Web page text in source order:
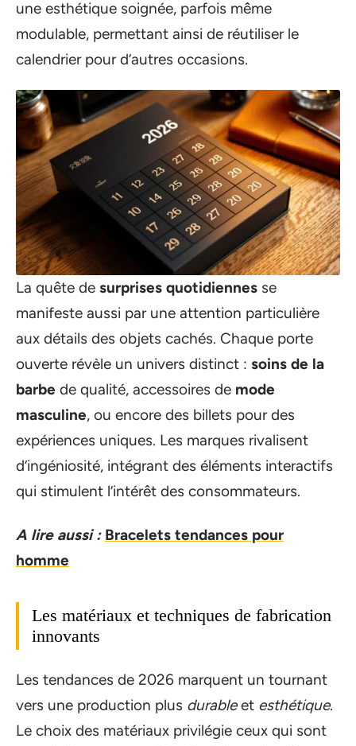
une esthétique soignée, parfois même
modulable, permettant ainsi de réutiliser le
calendrier pour d’autres occasions.
La quête de surprises quotidiennes se
manifeste aussi par une attention particulière
aux détails des objets cachés. Chaque porte
ouverte révèle un univers distinct : soins de la
barbe de qualité, accessoires de mode
masculine, ou encore des billets pour des
expériences uniques. Les marques rivalisent
d’ingéniosité, intégrant des éléments interactifs
qui stimulent l’intérêt des consommateurs.
A lire aussi : Bracelets tendances pour
homme
Les matériaux et techniques de fabrication
innovants
Les tendances de 2026 marquent un tournant
vers une production plus durableet esthétique.
Le choix des matériaux privilégie ceux qui sont